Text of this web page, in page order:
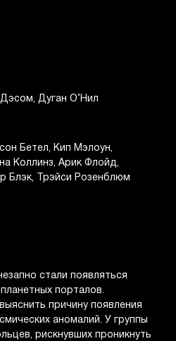
Дуган О’Нил
Бетел
Кип Мэлоун
Коллинз
Арик Флойд
Блэк Трэйси Розенблюм
стали появляться
порталов.
причину появления
аномалий. У группы
рискнувших проникнуть